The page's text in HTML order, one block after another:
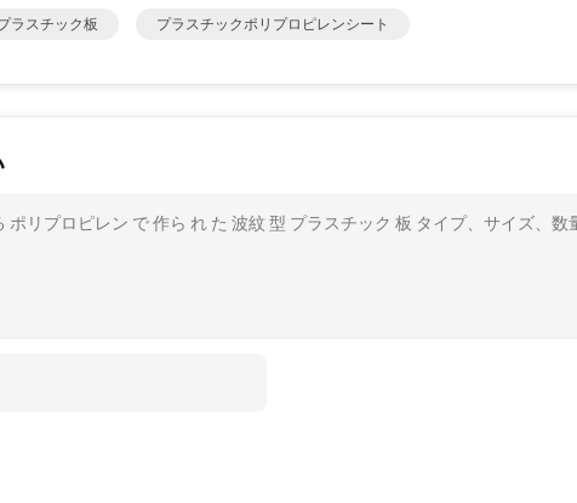
ラスチック板 プラスチックポリプロピレンシート
ポリプロピレン で 作ら れ た 波紋 型 プラスチック 板 タイプ、サイズ、数